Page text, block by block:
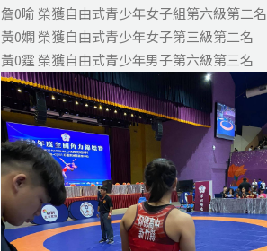
詹0喻 榮獲自由式青少年女子組第六級第二名
黃0嫻 榮獲自由式青少年女子第三級第二名
黃0霆 榮獲自由式青少年男子第六級第三名